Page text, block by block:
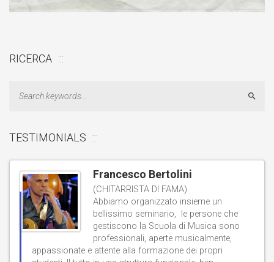
RICERCA
TESTIMONIALS
Francesco Bertolini
(CHITARRISTA DI FAMA)
Abbiamo organizzato insieme un
bellissimo seminario, le persone che
gestiscono la Scuola di Musica sono
professionali, aperte musicalmente,
appassionate e attente alla formazione dei propri